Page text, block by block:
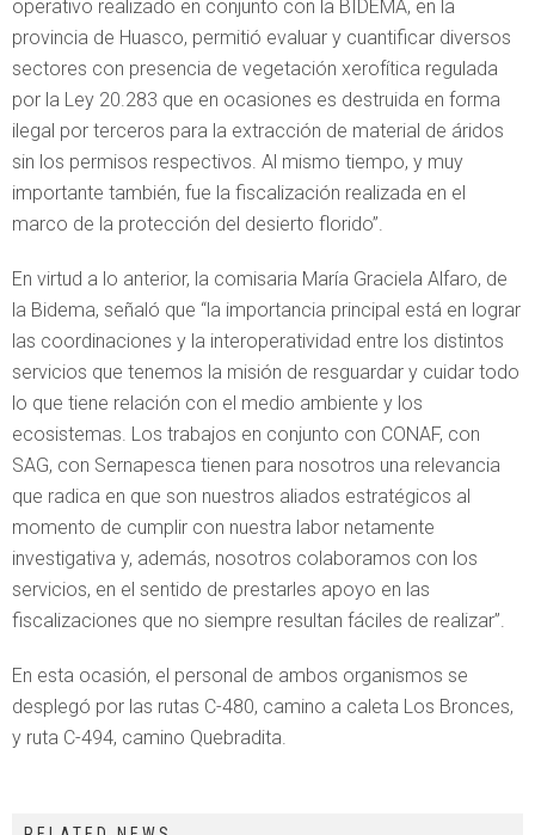
operativo realizado en conjunto con la BIDEMA, en la
provincia de Huasco, permitió evaluar y cuantificar diversos
sectores con presencia de vegetación xerofítica regulada
por la Ley 20.283 que en ocasiones es destruida en forma
ilegal por terceros para la extracción de material de áridos
sin los permisos respectivos. Al mismo tiempo, y muy
importante también, fue la fiscalización realizada en el
marco de la protección del desierto florido”.
En virtud a lo anterior, la comisaria María Graciela Alfaro, de
la Bidema, señaló que “la importancia principal está en lograr
las coordinaciones y la interoperatividad entre los distintos
servicios que tenemos la misión de resguardar y cuidar todo
lo que tiene relación con el medio ambiente y los
ecosistemas. Los trabajos en conjunto con CONAF, con
SAG, con Sernapesca tienen para nosotros una relevancia
que radica en que son nuestros aliados estratégicos al
momento de cumplir con nuestra labor netamente
investigativa y, además, nosotros colaboramos con los
servicios, en el sentido de prestarles apoyo en las
fiscalizaciones que no siempre resultan fáciles de realizar”.
En esta ocasión, el personal de ambos organismos se
desplegó por las rutas C-480, camino a caleta Los Bronces,
y ruta C-494, camino Quebradita.